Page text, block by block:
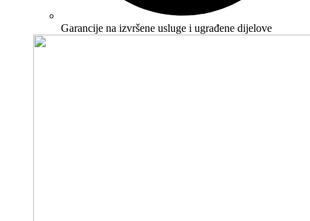
Garancije na izvršene usluge i ugrađene dijelove